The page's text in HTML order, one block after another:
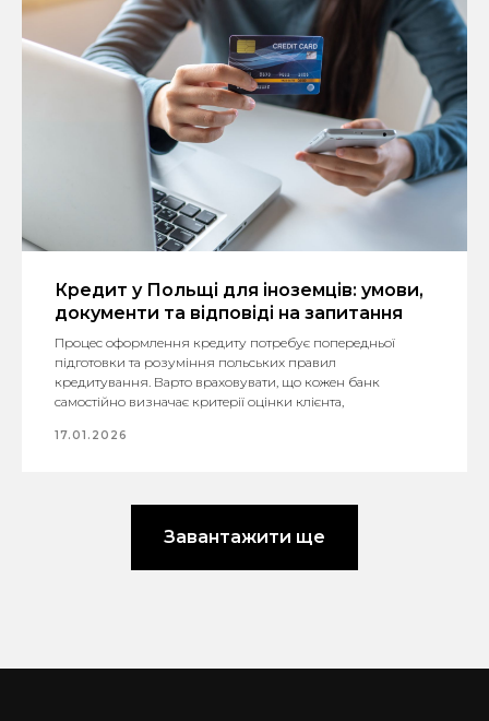
Кредит у Польщі для іноземців: умови,
документи та відповіді на запитання
Процес оформлення кредиту потребує попередньої
підготовки та розуміння польських правил
кредитування. Варто враховувати, що кожен банк
самостійно визначає критерії оцінки клієнта,
17.01.2026
Завантажити ще